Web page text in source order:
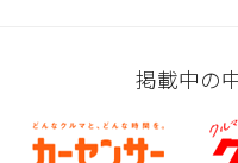
掲載中の